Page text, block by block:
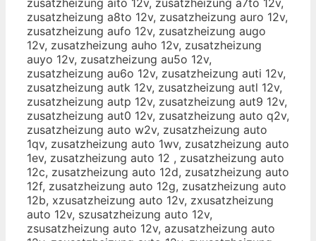
zusatzheizung a8to 12v, zusatzheizung auro 12v,
zusatzheizung aufo 12v, zusatzheizung augo
12v, zusatzheizung auho 12v, zusatzheizung
auyo 12v, zusatzheizung au5o 12v,
zusatzheizung au6o 12v, zusatzheizung auti 12v,
zusatzheizung autk 12v, zusatzheizung autl 12v,
zusatzheizung autp 12v, zusatzheizung aut9 12v,
zusatzheizung aut0 12v, zusatzheizung auto q2v,
zusatzheizung auto w2v, zusatzheizung auto
1qv, zusatzheizung auto 1wv, zusatzheizung auto
1ev, zusatzheizung auto 12 , zusatzheizung auto
12c, zusatzheizung auto 12d, zusatzheizung auto
12f, zusatzheizung auto 12g, zusatzheizung auto
12b, xzusatzheizung auto 12v, zxusatzheizung
auto 12v, szusatzheizung auto 12v,
zsusatzheizung auto 12v, azusatzheizung auto